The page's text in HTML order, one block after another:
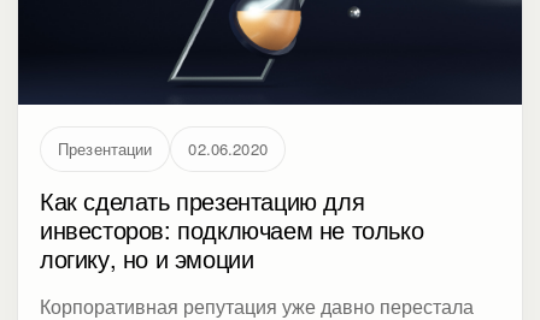
Презентации 02.06.2020
Как сделать презентацию для
инвесторов: подключаем не только
логику, но и эмоции
Корпоративная репутация уже давно перестала